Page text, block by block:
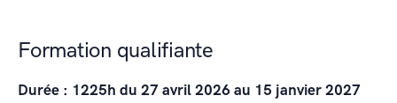
Formation qualifiante
Durée : 1225h du 27 avril 2026 au 15 janvier 2027